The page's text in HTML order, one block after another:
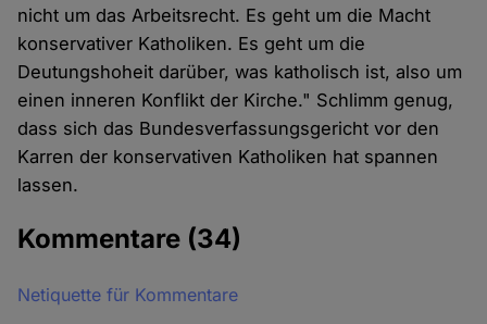
nicht um das Arbeitsrecht. Es geht um die Macht
konservativer Katholiken. Es geht um die
Deutungshoheit darüber, was katholisch ist, also um
einen inneren Konflikt der Kirche." Schlimm genug,
dass sich das Bundesverfassungsgericht vor den
Karren der konservativen Katholiken hat spannen
lassen.
Kommentare (34)
Netiquette für Kommentare